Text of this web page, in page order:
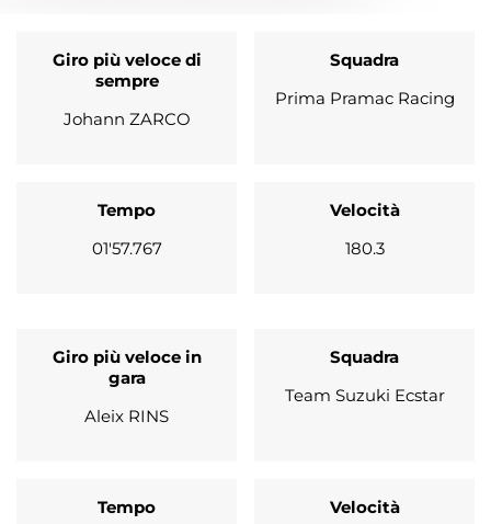
Giro più veloce di
sempre
Johann ZARCO
Squadra
Prima Pramac Racing
Tempo
01'57.767
Velocità
180.3
Giro più veloce in
gara
Aleix RINS
Squadra
Team Suzuki Ecstar
Tempo
Velocità